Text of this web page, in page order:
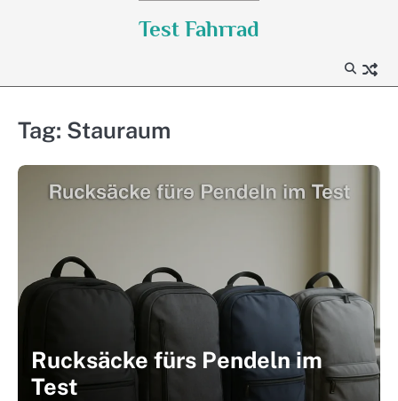
Test Fahrrad
Tag: Stauraum
Rucksäcke fürs Pendeln im
Test